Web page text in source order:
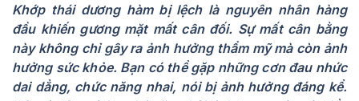
Khớp thái dương hàm bị lệch là nguyên nhân hàng
đầu khiến gương mặt mất cân đối. Sự mất cân bằng
này không chỉ gây ra ảnh hưởng thẩm mỹ mà còn ảnh
hưởng sức khỏe. Bạn có thể gặp những cơn đau nhức
dai dẳng, chức năng nhai, nói bị ảnh hưởng đáng kể.